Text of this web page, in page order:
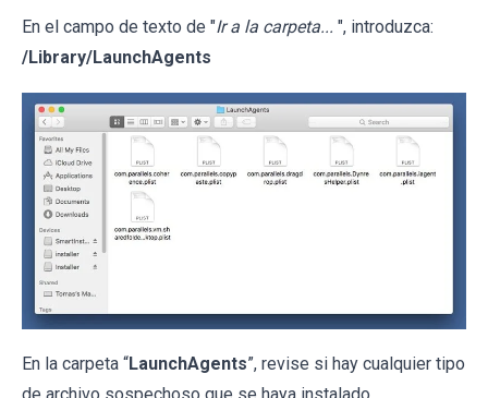
En el campo de texto de "Ir a la carpeta... ", introduzca:
/Library/LaunchAgents
En la carpeta “LaunchAgents”, revise si hay cualquier tipo